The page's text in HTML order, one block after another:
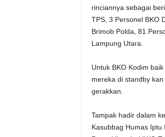
rinciannya sebagai
TPS, 3 Personel BKO
Brimob Polda, 81
Lampung Utara.
Untuk BKO Kodim
mereka di standby
gerakkan.
Tampak hadir dalam
Kasubbag Humas Iptu